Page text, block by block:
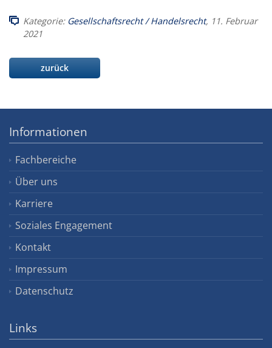
Kategorie: Gesellschaftsrecht / Handelsrecht, 11. Februar
2021
zurück
Informationen
Fachbereiche
Über uns
Karriere
Soziales Engagement
Kontakt
Impressum
Datenschutz
Links